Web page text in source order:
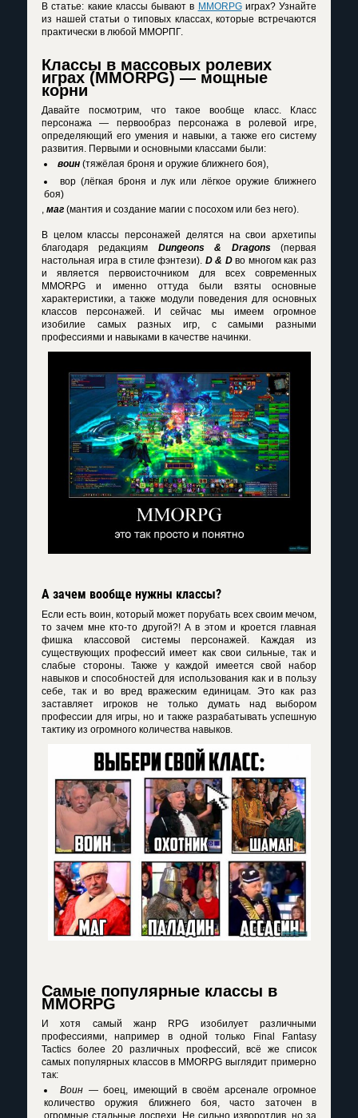
В статье: какие классы бывают в MMORPGиграх? Узнайте
из нашей статьи о типовых классах, которые встречаются
практически в любой ММОРПГ.
Классы в массовых ролевих
играх (MMORPG) — мощные
корни
Давайте посмотрим, что такое вообще класс. Класс
персонажа — первообраз персонажа в ролевой игре,
определяющий его умения и навыки, а также его систему
развития. Первыми и основными классами были:
воин (тяжёлая броня и оружие ближнего боя),
вор (лёгкая броня и лук или лёгкое оружие ближнего
боя)
, маг (мантия и создание магии с посохом или без него).
В целом классы персонажей делятся на свои архетипы
благодаря редакциям Dungeons & Dragons(первая
настольная игра в стиле фэнтези). D & Dво многом как раз
и является первоисточником для всех современных
MMORPG и именно оттуда были взяты основные
характеристики, а также модули поведения для основных
классов персонажей. И сейчас мы имеем огромное
изобилие самых разных игр, с самыми разными
профессиями и навыками в качестве начинки.
А зачем вообще нужны классы?
Если есть воин, который может порубать всех своим мечом,
то зачем мне кто-то другой?! А в этом и кроется главная
фишка классовой системы персонажей. Каждая из
существующих профессий имеет как свои сильные, так и
слабые стороны. Также у каждой имеется свой набор
навыков и способностей для использования как и в пользу
себе, так и во вред вражеским единицам. Это как раз
заставляет игроков не только думать над выбором
профессии для игры, но и также разрабатывать успешную
тактику из огромного количества навыков.
Самые популярные классы в
MMORPG
И хотя самый жанр RPG изобилует различными
профессиями, например в одной только Final Fantasy
Tactics более 20 различных профессий, всё же список
самых популярных классов в MMORPG выглядит примерно
так:
Воин — боец, имеющий в своём арсенале огромное
количество оружия ближнего боя, часто заточен в